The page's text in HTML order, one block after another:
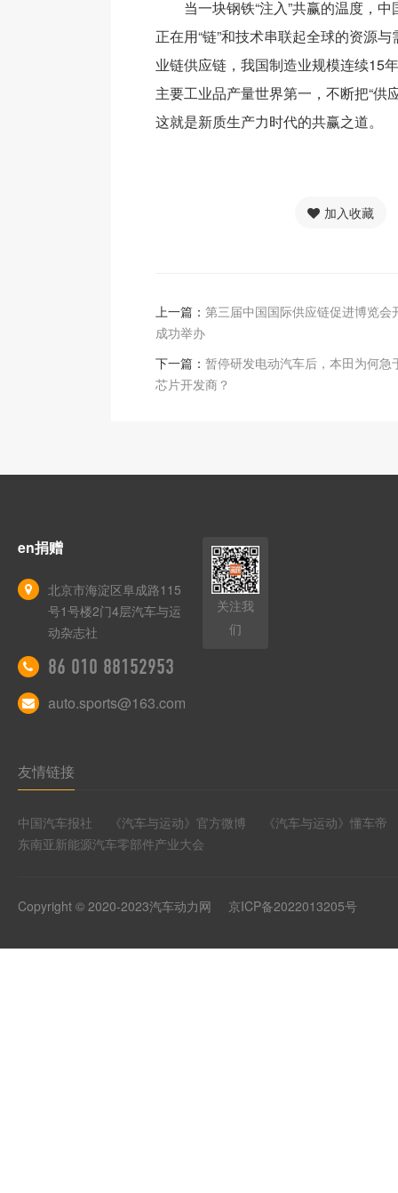
当一块钢铁“注入”共赢的温度，
正在用“链”和技术串联起全球的资源
业链供应链，我国制造业规模连续15
主要工业品产量世界第一，不断把“供
这就是新质生产力时代的共赢之道。
加入收藏
上一篇： 第三届中国国际供应链促进博览会
成功举办
下一篇： 暂停研发电动汽车后，本田为何急
芯片开发商？
en捐赠
北京市海淀区阜成路115
号1号楼2门4层汽车与运
动杂志社
86 010 88152953
auto.sports@163.com
关注我
们
友情链接
中国汽车报社 《汽车与运动》官方微博
《汽车与运动》懂车帝
东南亚新能源汽车零部件产业大会
Copyright © 2020-2023汽车动力网 京ICP备2022013205号